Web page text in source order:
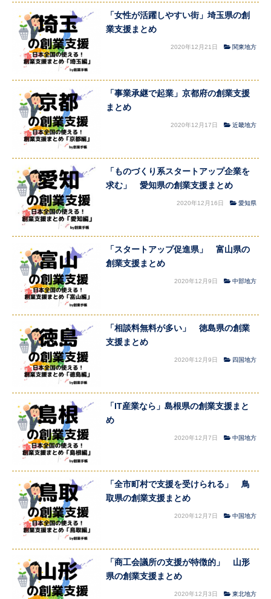
「女性が活躍しやすい街」埼玉県の創
業支援まとめ
2020年12月21日 関東地方
「事業承継で起業」京都府の創業支援
まとめ
2020年12月17日 近畿地方
「ものづくり系スタートアップ企業を
求む」 愛知県の創業支援まとめ
2020年12月16日 愛知県
「スタートアップ促進県」 富山県の
創業支援まとめ
2020年12月9日 中部地方
「相談料無料が多い」 徳島県の創業
支援まとめ
2020年12月9日 四国地方
「IT産業なら」島根県の創業支援まと
め
2020年12月7日 中国地方
「全市町村で支援を受けられる」 鳥
取県の創業支援まとめ
2020年12月7日 中国地方
「商工会議所の支援が特徴的」 山形
県の創業支援まとめ
2020年12月3日 東北地方